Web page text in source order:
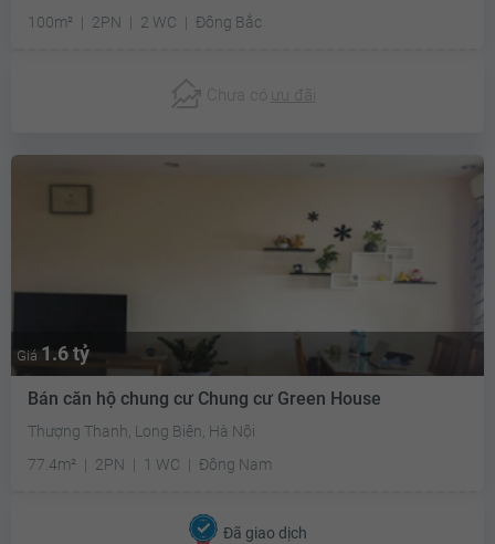
100m²
2PN 2 WC Đông Bắc
Chưa có ưu đãi
Giá 1.6 tỷ
Bán căn hộ chung cư Chung cư Green House
Thượng Thanh, Long Biên, Hà Nội
77.4m²
2PN 1 WC Đông Nam
Đã giao dịch